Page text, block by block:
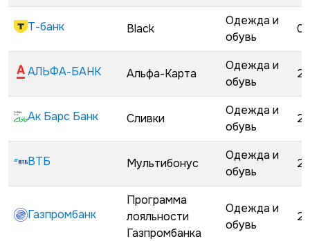
Т-банк Black
Одежда и
обувь
АЛЬФА-БАНК Альфа-Карта
Одежда и
обувь
Ак Барс Банк Сливки
Одежда и
обувь
ВТБ Мультибонус
Одежда и
обувь
Газпромбанк
Программа
лояльности
Газпромбанка
Одежда и
обувь